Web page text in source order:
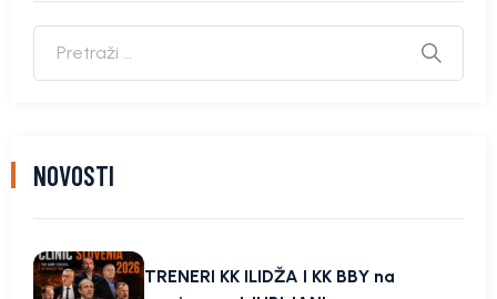
NOVOSTI
TRENERI KK ILIDŽA I KK BBY na